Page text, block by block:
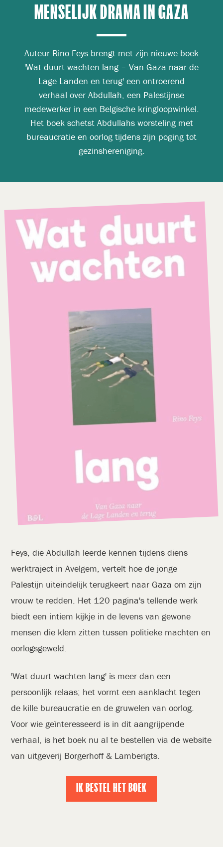
MENSELIJK DRAMA IN GAZA
Auteur Rino Feys brengt met zijn nieuwe boek
'Wat duurt wachten lang – Van Gaza naar de
Lage Landen en terug' een ontroerend
verhaal over Abdullah, een Palestijnse
medewerker in een Belgische kringloopwinkel.
Het boek schetst Abdullahs worsteling met
bureaucratie en oorlog tijdens zijn poging tot
gezinshereniging.
Feys, die Abdullah leerde kennen tijdens diens
werktraject in Avelgem, vertelt hoe de jonge
Palestijn uiteindelijk terugkeert naar Gaza om zijn
vrouw te redden. Het 120 pagina's tellende werk
biedt een intiem kijkje in de levens van gewone
mensen die klem zitten tussen politieke machten en
oorlogsgeweld.
'Wat duurt wachten lang' is meer dan een
persoonlijk relaas; het vormt een aanklacht tegen
de kille bureaucratie en de gruwelen van oorlog.
Voor wie geïnteresseerd is in dit aangrijpende
verhaal, is het boek nu al te bestellen via de website
van uitgeverij Borgerhoff & Lamberigts.
IK BESTEL HET BOEK